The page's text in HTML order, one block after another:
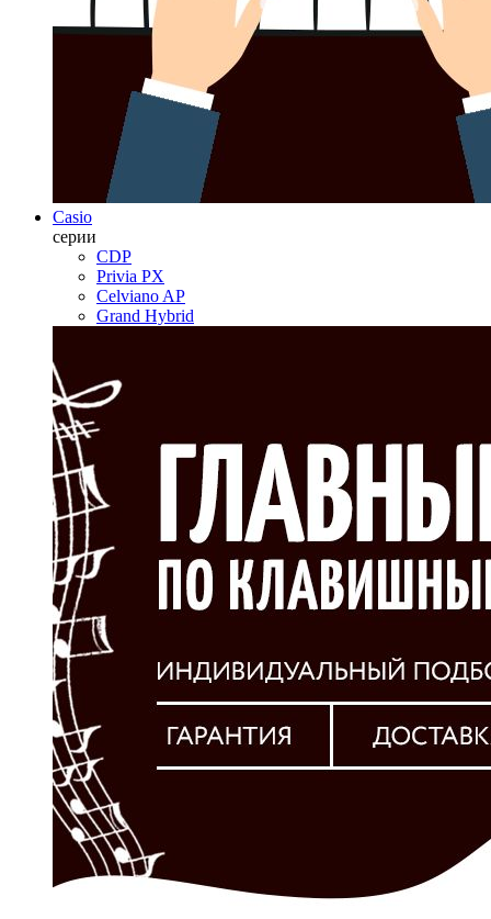
Casio
серии
CDP
Privia PX
Celviano AP
Grand Hybrid